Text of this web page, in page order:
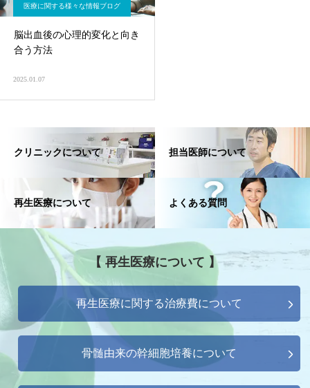
医療に関する様々な情報ブログ
脳出血後の心理的変化と向き
合う方法
2025.01.07
クリニックについて 担当医師について
再生医療について よくある質問
【 再生医療について 】
再生医療に関する治療費について
骨髄由来の幹細胞培養について